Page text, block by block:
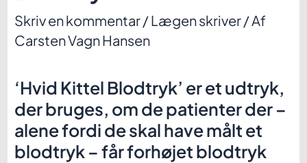
Skriv en kommentar /Lægen skriver/ Af
Carsten Vagn Hansen
‘Hvid Kittel Blodtryk’ er et udtryk,
der bruges, om de patienter der –
alene fordi de skal have målt et
blodtryk – får forhøjet blodtryk